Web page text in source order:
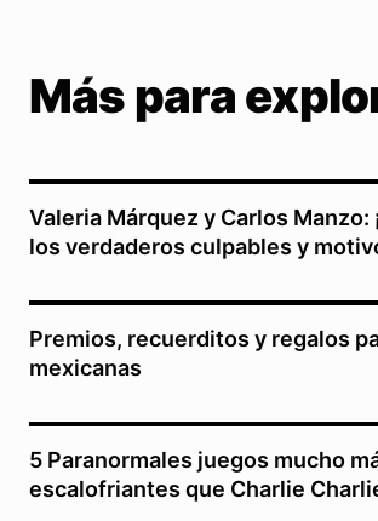
Más para
Valeria Márquez y Carlos Manzo:
los verdaderos culpables y
Premios, recuerditos y regalos
mexicanas
5 Paranormales juegos mucho
escalofriantes que Charlie